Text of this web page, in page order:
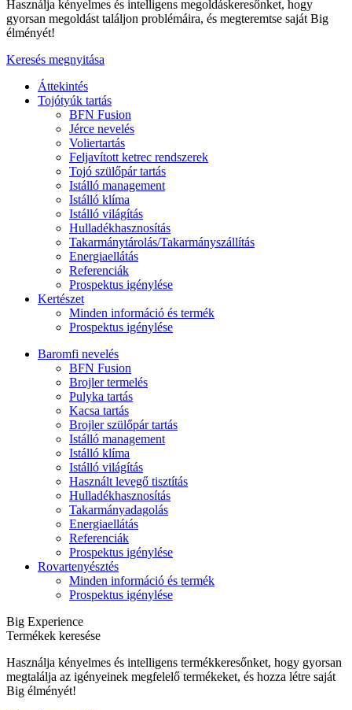
Használja kényelmes és intelligens megoldáskeresőnket, hogy
gyorsan megoldást találjon problémáira, és megteremtse saját Big
élményét!
Keresés megnyitása
Áttekintés
Tojótyúk tartás
BFN Fusion
Jérce nevelés
Voliertartás
Feljavított ketrec rendszerek
Tojó szülőpár tartás
Istálló management
Istálló klíma
Istálló világítás
Hulladékhasznosítás
Takarmánytárolás/Takarmányszállítás
Energiaellátás
Referenciák
Prospektus igénylése
Kertészet
Minden információ és termék
Prospektus igénylése
Baromfi nevelés
BFN Fusion
Brojler termelés
Pulyka tartás
Kacsa tartás
Brojler szülőpár tartás
Istálló management
Istálló klíma
Istálló világítás
Használt levegő tisztítás
Hulladékhasznosítás
Takarmányadagolás
Energiaellátás
Referenciák
Prospektus igénylése
Rovartenyésztés
Minden információ és termék
Prospektus igénylése
Big Experience
Termékek keresése
Használja kényelmes és intelligens termékkeresőnket, hogy gyorsan
megtalálja az igényeinek megfelelő termékeket, és hozza létre saját
Big élményét!